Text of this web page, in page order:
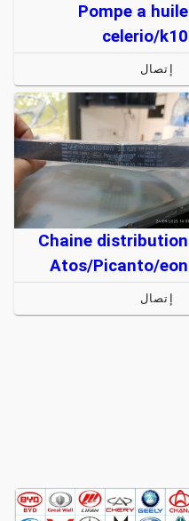
Pompe a huile
celerio/k10
إتصال
Chaine distribution
Atos/Picanto/eon
إتصال